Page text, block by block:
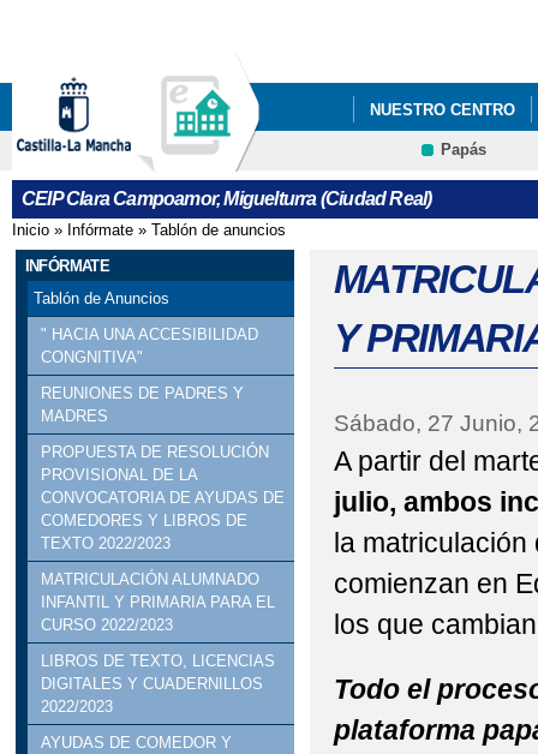
NUESTRO CENTRO
PROYECTO
Papás
CEIP Clara Campoamor, Miguelturra (Ciudad Real)
Se encuentra usted aquí
Inicio » Infórmate » Tablón de anuncios
INFÓRMATE
Tablón de Anuncios
" HACIA UNA ACCESIBILIDAD
CONGNITIVA"
REUNIONES DE PADRES Y
MADRES
PROPUESTA DE RESOLUCIÓN
PROVISIONAL DE LA
CONVOCATORIA DE AYUDAS DE
COMEDORES Y LIBROS DE
TEXTO 2022/2023
MATRICULACIÓN ALUMNADO
INFANTIL Y PRIMARIA PARA EL
CURSO 2022/2023
LIBROS DE TEXTO, LICENCIAS
DIGITALES Y CUADERNILLOS
2022/2023
AYUDAS DE COMEDOR Y
Y
Sábado, 27 Junio,
A partir del
julio, ambos
la
comienzan en
los que
Todo el
plataforma